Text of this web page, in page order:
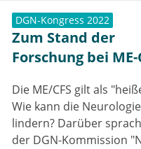
DGN-Kongress 2022
Zum Stand der
Forschung bei ME-
Die ME/CFS gilt als
Wie kann die
lindern? Darüber
der DGN-Kommission